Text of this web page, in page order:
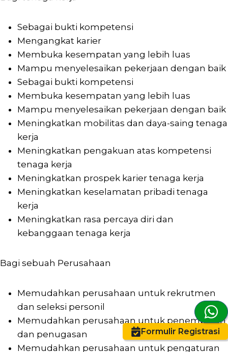
Sebagai bukti kompetensi
Mengangkat karier
Membuka kesempatan yang lebih luas
Mampu menyelesaikan pekerjaan dengan baik
Sebagai bukti kompetensi
Membuka kesempatan yang lebih luas
Mampu menyelesaikan pekerjaan dengan baik
Meningkatkan mobilitas dan daya-saing tenaga
kerja
Meningkatkan pengakuan atas kompetensi
tenaga kerja
Meningkatkan prospek karier tenaga kerja
Meningkatkan keselamatan pribadi tenaga
kerja
Meningkatkan rasa percaya diri dan
kebanggaan tenaga kerja
Bagi sebuah Perusahaan
Memudahkan perusahaan untuk rekrutmen
dan seleksi personil
Memudahkan perusahaan untuk penempatan
dan penugasan
Memudahkan perusahaan untuk pengaturan
Formulir Registrasi